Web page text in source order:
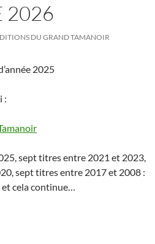
2026
DU GRAND TAMANOIR
2025
:
sept titres entre 2021 et 2023,
sept titres entre 2017 et 2008 :
et cela continue…
2026